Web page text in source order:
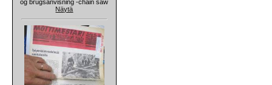
og brugsanvisning -chain saw
Näytä